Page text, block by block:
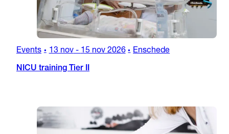
Events • 13 nov- 15 nov 2026 • Enschede
NICU training Tier II